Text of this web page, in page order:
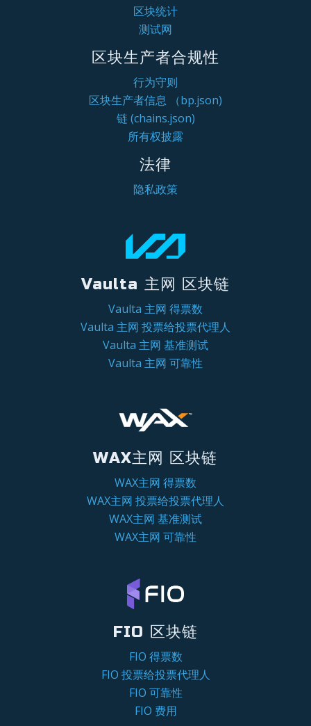
区块统计
测试网
区块生产者合规性
行为守则
区块生产者信息 （bp.json)
链 (chains.json)
所有权披露
法律
隐私政策
Vaulta 主网 区块链
Vaulta 主网 得票数
Vaulta 主网 投票给投票代理人
Vaulta 主网 基准测试
Vaulta 主网 可靠性
WAX主网 区块链
WAX主网 得票数
WAX主网 投票给投票代理人
WAX主网 基准测试
WAX主网 可靠性
FIO 区块链
FIO 得票数
FIO 投票给投票代理人
FIO 可靠性
FIO 费用